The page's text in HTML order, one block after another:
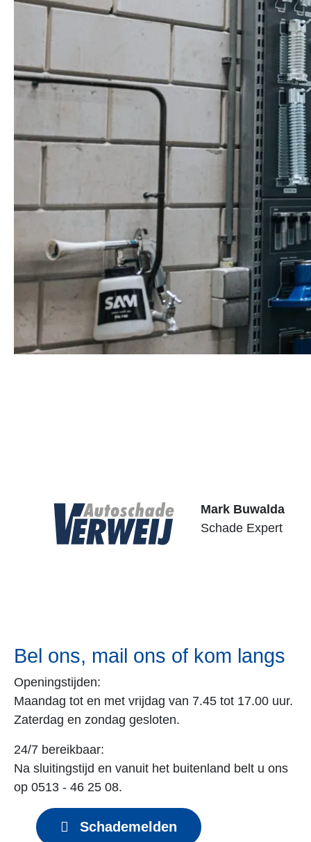
Mark Buwalda
Schade Expert
Bel ons, mail ons of kom langs
Openingstijden:
Maandag tot en met vrijdag van 7.45 tot 17.00 uur.
Zaterdag en zondag gesloten.
24/7 bereikbaar:
Na sluitingstijd en vanuit het buitenland belt u ons
op 0513 - 46 25 08.
Schademelden